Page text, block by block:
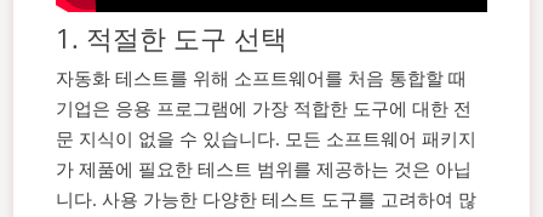
1. 적절한 도구 선택
자동화 테스트를 위해 소프트웨어를 처음 통합할 때
기업은 응용 프로그램에 가장 적합한 도구에 대한 전
문 지식이 없을 수 있습니다. 모든 소프트웨어 패키지
가 제품에 필요한 테스트 범위를 제공하는 것은 아닙
니다. 사용 가능한 다양한 테스트 도구를 고려하여 많